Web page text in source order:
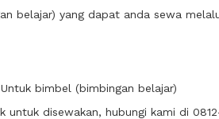
belajar) yang dapat anda sewa
bimbel (bimbingan belajar)
untuk disewakan, hubungi kami di